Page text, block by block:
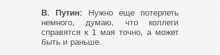
В. Путин:
Нужно еще потерпеть
немного, думаю, что коллеги
справятся к 1 мая точно, а может
быть и раньше.